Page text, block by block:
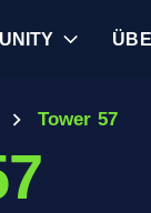
Tower 57